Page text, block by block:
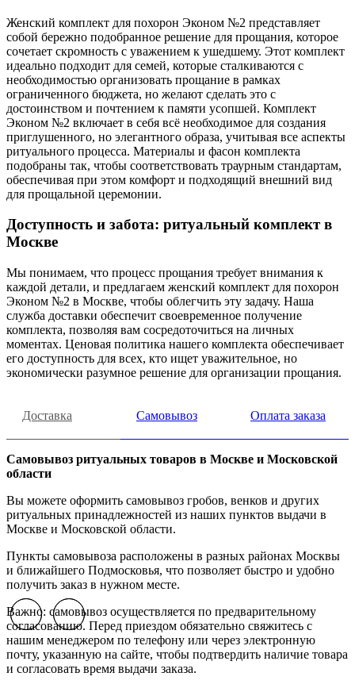
Женский комплект для похорон Эконом №2 представляет
собой бережно подобранное решение для прощания, которое
сочетает скромность с уважением к ушедшему. Этот комплект
идеально подходит для семей, которые сталкиваются с
необходимостью организовать прощание в рамках
ограниченного бюджета, но желают сделать это с
достоинством и почтением к памяти усопшей. Комплект
Эконом №2 включает в себя всё необходимое для создания
приглушенного, но элегантного образа, учитывая все аспекты
ритуального процесса. Материалы и фасон комплекта
подобраны так, чтобы соответствовать траурным стандартам,
обеспечивая при этом комфорт и подходящий внешний вид
для прощальной церемонии.
Доступность и забота: ритуальный комплект в
Москве
Мы понимаем, что процесс прощания требует внимания к
каждой детали, и предлагаем женский комплект для похорон
Эконом №2 в Москве, чтобы облегчить эту задачу. Наша
служба доставки обеспечит своевременное получение
комплекта, позволяя вам сосредоточиться на личных
моментах. Ценовая политика нашего комплекта обеспечивает
его доступность для всех, кто ищет уважительное, но
экономически разумное решение для организации прощания.
Доставка Самовывоз Оплата заказа
Самовывоз ритуальных товаров в Москве и Московской
области
Вы можете оформить самовывоз гробов, венков и других
ритуальных принадлежностей из наших пунктов выдачи в
Москве и Московской области.
Пункты самовывоза расположены в разных районах Москвы
и ближайшего Подмосковья, что позволяет быстро и удобно
получить заказ в нужном месте.
Важно: самовывоз осуществляется по предварительному
согласованию. Перед приездом обязательно свяжитесь с
нашим менеджером по телефону или через электронную
почту, указанную на сайте, чтобы подтвердить наличие товара
и согласовать время выдачи заказа.
Previous slideNext slide
Previous slideNext slide